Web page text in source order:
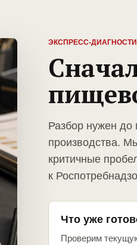
ЭКСПРЕСС-
Разбор нужен до
производства.
критичные
к
Что уже
Проверим